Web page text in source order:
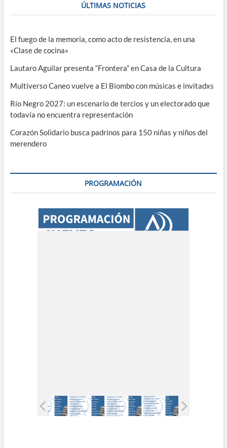
ÚLTIMAS NOTICIAS
El fuego de la memoria, como acto de resistencia, en una
«Clase de cocina»
Lautaro Aguilar presenta “Frontera” en Casa de la Cultura
Multiverso Caneo vuelve a El Biombo con músicas e invitadxs
Río Negro 2027: un escenario de tercios y un electorado que
todavía no encuentra representación
Corazón Solidario busca padrinos para 150 niñas y niños del
merendero
PROGRAMACIÓN